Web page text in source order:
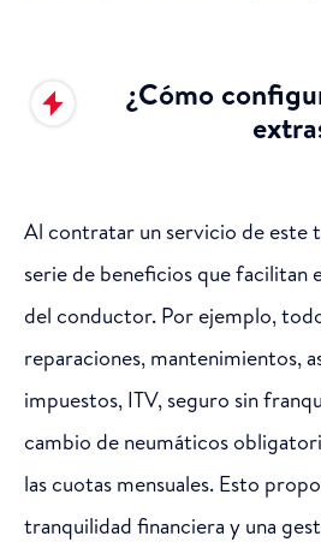
¿Cómo
Al contratar un servicio de este
serie de beneficios que facilitan
del conductor. Por ejemplo,
reparaciones, mantenimientos,
impuestos, ITV, seguro sin
cambio de neumáticos
las cuotas mensuales. Esto
tranquilidad financiera y una